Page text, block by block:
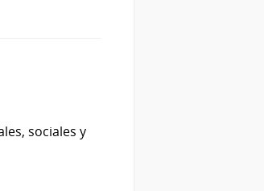
sociales y